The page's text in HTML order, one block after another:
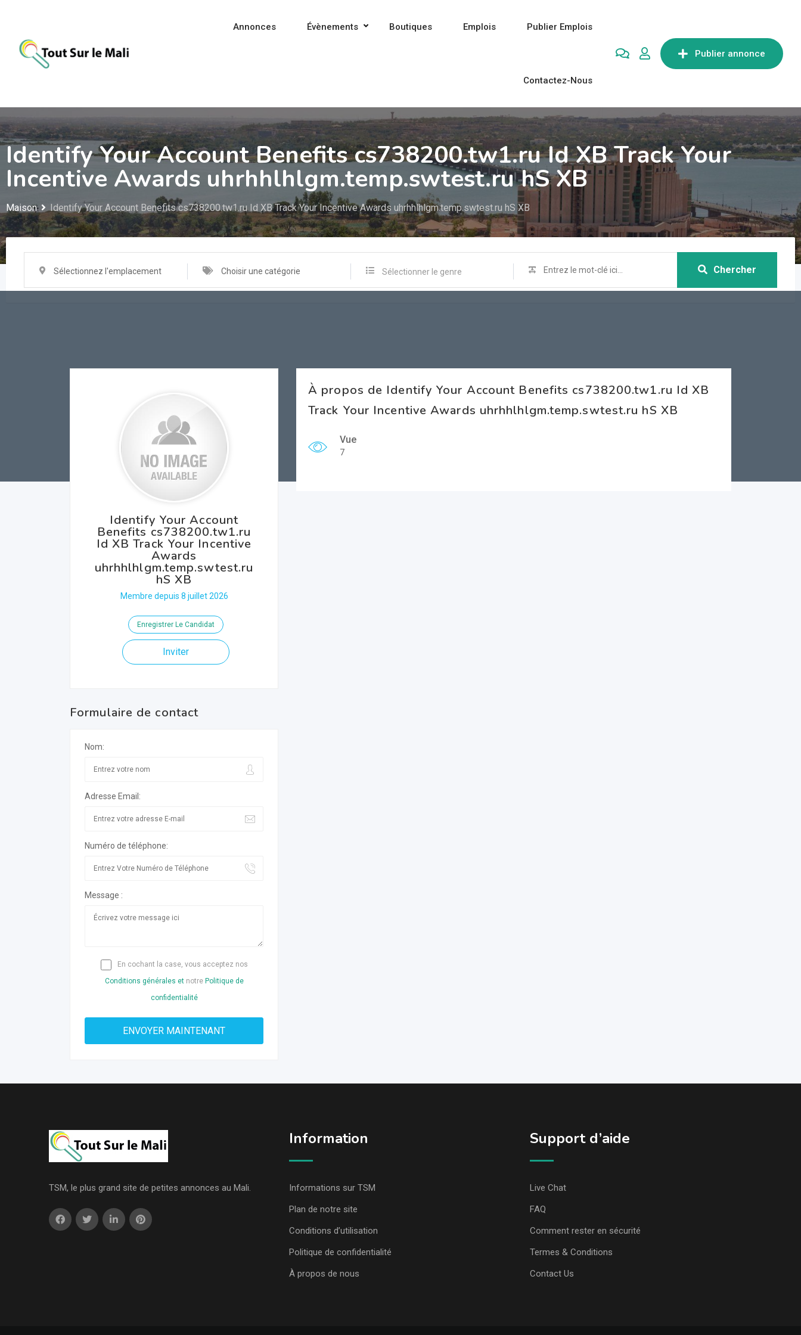
contenu
Publier annonce
Annonces Évènements Boutiques Emplois Publier Emplois
Contactez-Nous
Identify Your Account Benefits cs738200.tw1.ru Id XB Track Your
Incentive Awards uhrhhlhlgm.temp.swtest.ru hS XB
Maison Identify Your Account Benefits cs738200.tw1.ru Id XB Track Your Incentive Awards uhrhhlhlgm.temp.swtest.ru hS XB
Sélectionnez l'emplacement Choisir une catégorie Sélectionner le genre Chercher
Identify Your Account
Benefits cs738200.tw1.ru
Id XB Track Your Incentive
Awards
uhrhhlhlgm.temp.swtest.ru
hS XB
Membre depuis 8 juillet 2026
Enregistrer Le Candidat
Inviter
Formulaire de contact
Nom:
Adresse Email:
Numéro de téléphone:
Message :
En cochant la case, vous acceptez nos
Conditions générales etnotre Politique de
confidentialité
À propos de Identify Your Account Benefits cs738200.tw1.ru Id XB
Track Your Incentive Awards uhrhhlhlgm.temp.swtest.ru hS XB
Vue
7
TSM, le plus grand site de petites annonces au Mali.
Information
Informations sur TSM
Plan de notre site
Conditions d’utilisation
Politique de confidentialité
À propos de nous
Support d’aide
Live Chat
FAQ
Comment rester en sécurité
Termes & Conditions
Contact Us